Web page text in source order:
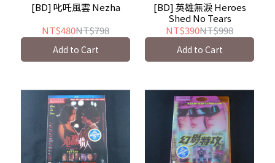
[BD] 叱吒風雲 Nezha
NT$480NT$798
Add to Cart
[BD] 英雄無淚 Heroes
Shed No Tears
NT$390NT$998
Add to Cart